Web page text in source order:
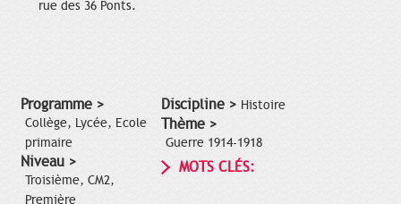
rue des 36 Ponts.
Programme >
Collège, Lycée, Ecole
primaire
Niveau >
Troisième, CM2,
Première
Discipline > Histoire
Thème >
Guerre 1914-1918
MOTS CLÉS: